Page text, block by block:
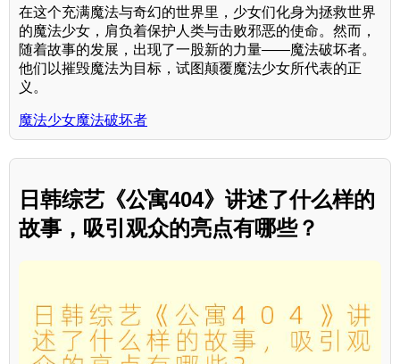
在这个充满魔法与奇幻的世界里，少女们化身为拯救世界
的魔法少女，肩负着保护人类与击败邪恶的使命。然而，
随着故事的发展，出现了一股新的力量——魔法破坏者。
他们以摧毁魔法为目标，试图颠覆魔法少女所代表的正
义。
魔法少女魔法破坏者
日韩综艺《公寓404》讲述了什么样的
故事，吸引观众的亮点有哪些？